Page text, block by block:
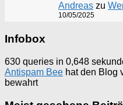
Andreas zu
10/05/2025
Infobox
630 queries in 0,648
Antispam Bee hat den Blog
bewahrt